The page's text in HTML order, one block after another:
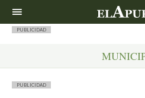
PUBLICIDAD
PUBLICIDAD